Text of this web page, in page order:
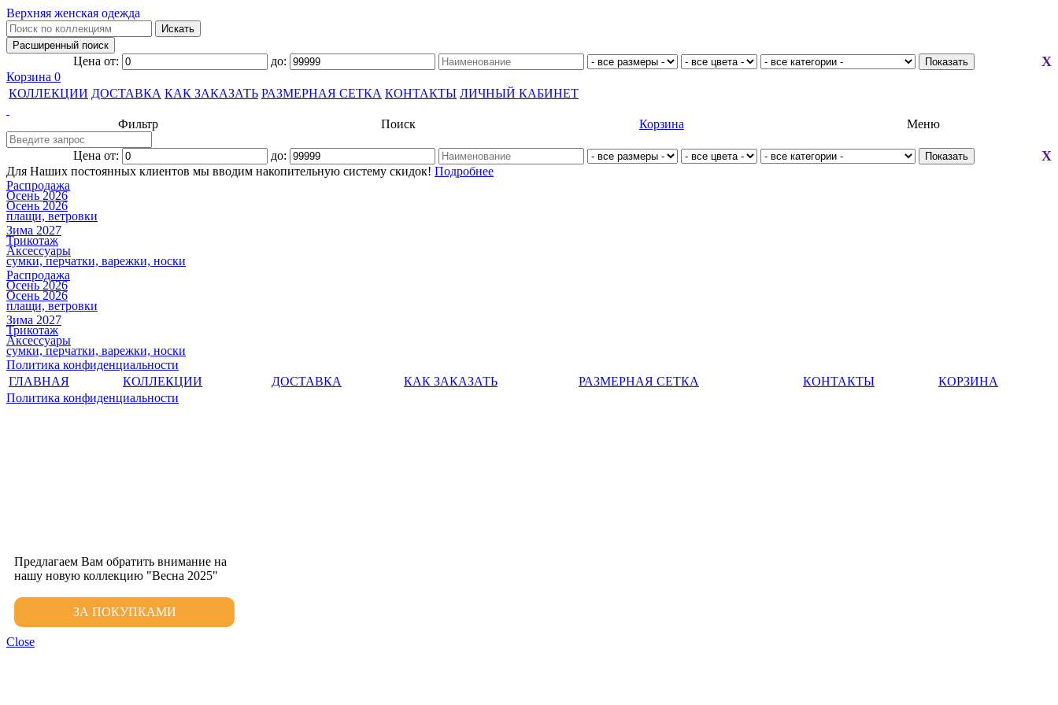
Верхняя женская одежда
Цена от: до: X
Корзина 0
КОЛЛЕКЦИИ ДОСТАВКА КАК ЗАКАЗАТЬ РАЗМЕРНАЯ СЕТКА КОНТАКТЫ ЛИЧНЫЙ КАБИНЕТ
Меню
Корзина
Поиск
Фильтр
Цена от: до: X
Для Наших постоянных клиентов мы вводим накопительную систему скидок! Подробнее
Распродажа
Осень 2026
Осень 2026
плащи, ветровки
Зима 2027
Трикотаж
Аксессуары
сумки, перчатки, варежки, носки
Распродажа
Осень 2026
Осень 2026
плащи, ветровки
Зима 2027
Трикотаж
Аксессуары
сумки, перчатки, варежки, носки
Политика конфиденциальности
ГЛАВНАЯ
КОЛЛЕКЦИИ ДОСТАВКА КАК ЗАКАЗАТЬ РАЗМЕРНАЯ СЕТКА КОНТАКТЫ
КОРЗИНА
Политика конфиденциальности
Предлагаем Вам обратить внимание на
нашу новую коллекцию "Весна 2025"
ЗА ПОКУПКАМИ
Close